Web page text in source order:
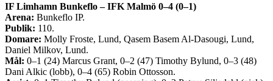
IF Limhamn Bunkeflo – IFK Malmö 0–4 (0–1)
Arena: Bunkeflo IP.
Publik: 110.
Domare: Molly Froste, Lund, Qasem Basem Al-Dasougi, Lund,
Daniel Milkov, Lund.
Mål: 0–1 (24) Marcus Grant, 0–2 (47) Timothy Bylund, 0–3 (48)
Dani Alkic (lobb), 0–4 (65) Robin Ottosson.